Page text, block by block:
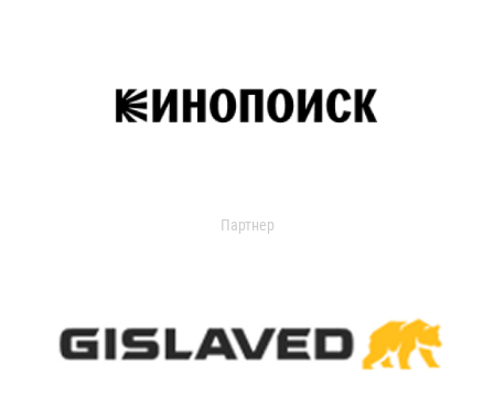
Партнер